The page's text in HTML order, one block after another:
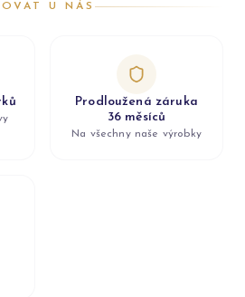
U NÁS
Prodloužená záruka
36 měsíců
Na všechny naše výrobky